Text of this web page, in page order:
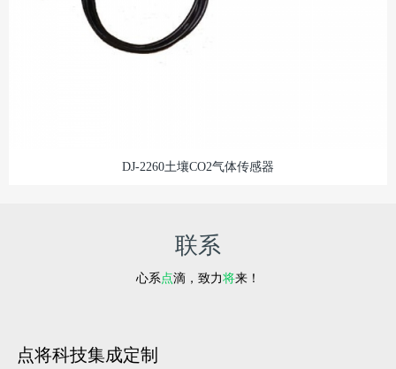
DJ-2260土壤CO2气体传感器
联系
心系点滴，致力将来！
点将科技集成定制